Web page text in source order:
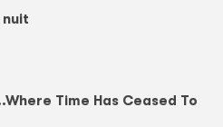
nuit
Time Has Ceased To